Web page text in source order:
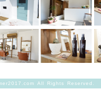
All Rights Reserved.